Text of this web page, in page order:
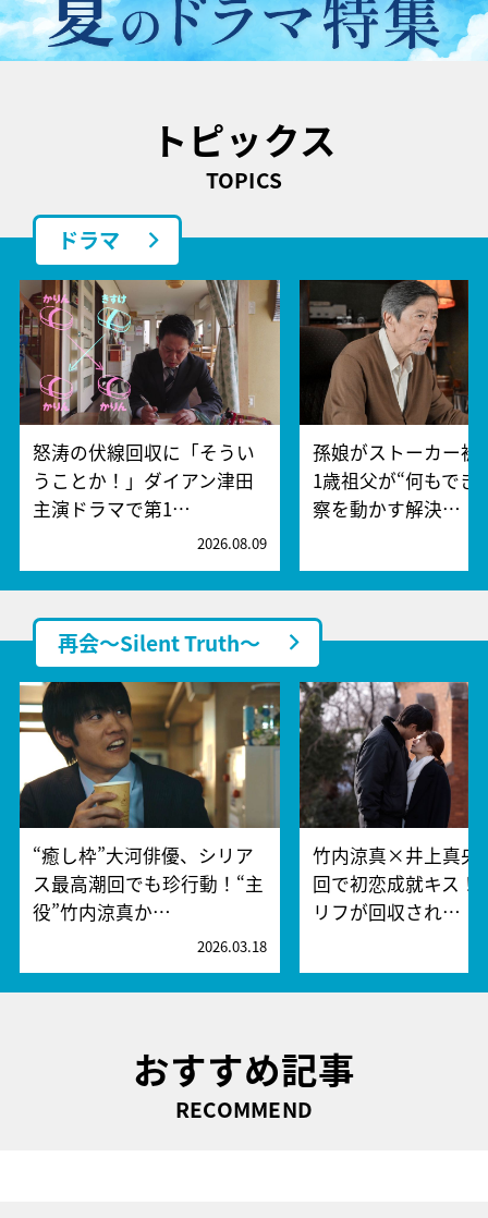
トピックス
TOPICS
ドラマ
怒涛の伏線回収に「そうい
うことか！」ダイアン津田
主演ドラマで第1…
2026.08.09
孫娘がストーカー
1歳祖父が“何もでき
察を動かす解決…
再会～Silent Truth～
“癒し枠”大河俳優、シリア
ス最高潮回でも珍行動！“主
役”竹内涼真か…
2026.03.18
竹内涼真×井上真央
回で初恋成就キス！
リフが回収され…
おすすめ記事
RECOMMEND